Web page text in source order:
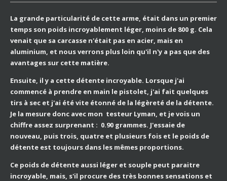
La grande particularité de cette arme, était dans un premier
temps son poids incroyablement léger, moins de 800 g. Cela
venait que sa carcasse n'était pas en acier, mais en
aluminium, et nous verrons plus loin qu'il n'y a pas que des
avantages sur cette matière.
Ensuite, il y a cette détente incroyable. Lorsque j'ai
commencé à prendre en main le pistolet, j'ai fait quelques
tirs à sec et j'ai été vite étonné de la légèreté de la détente.
Je la mesure donc avec mon testeur Lyman, et je vois un
chiffre assez surprenant : 0.90 grammes. J'essaie de
nouveau, puis trois, quatre et plusieurs fois et le poids de
détente est toujours dans les mêmes proportions.
Ce poids de détente aussi léger et souple peut paraitre
incroyable, mais, s'il procure des très bonnes sensations et